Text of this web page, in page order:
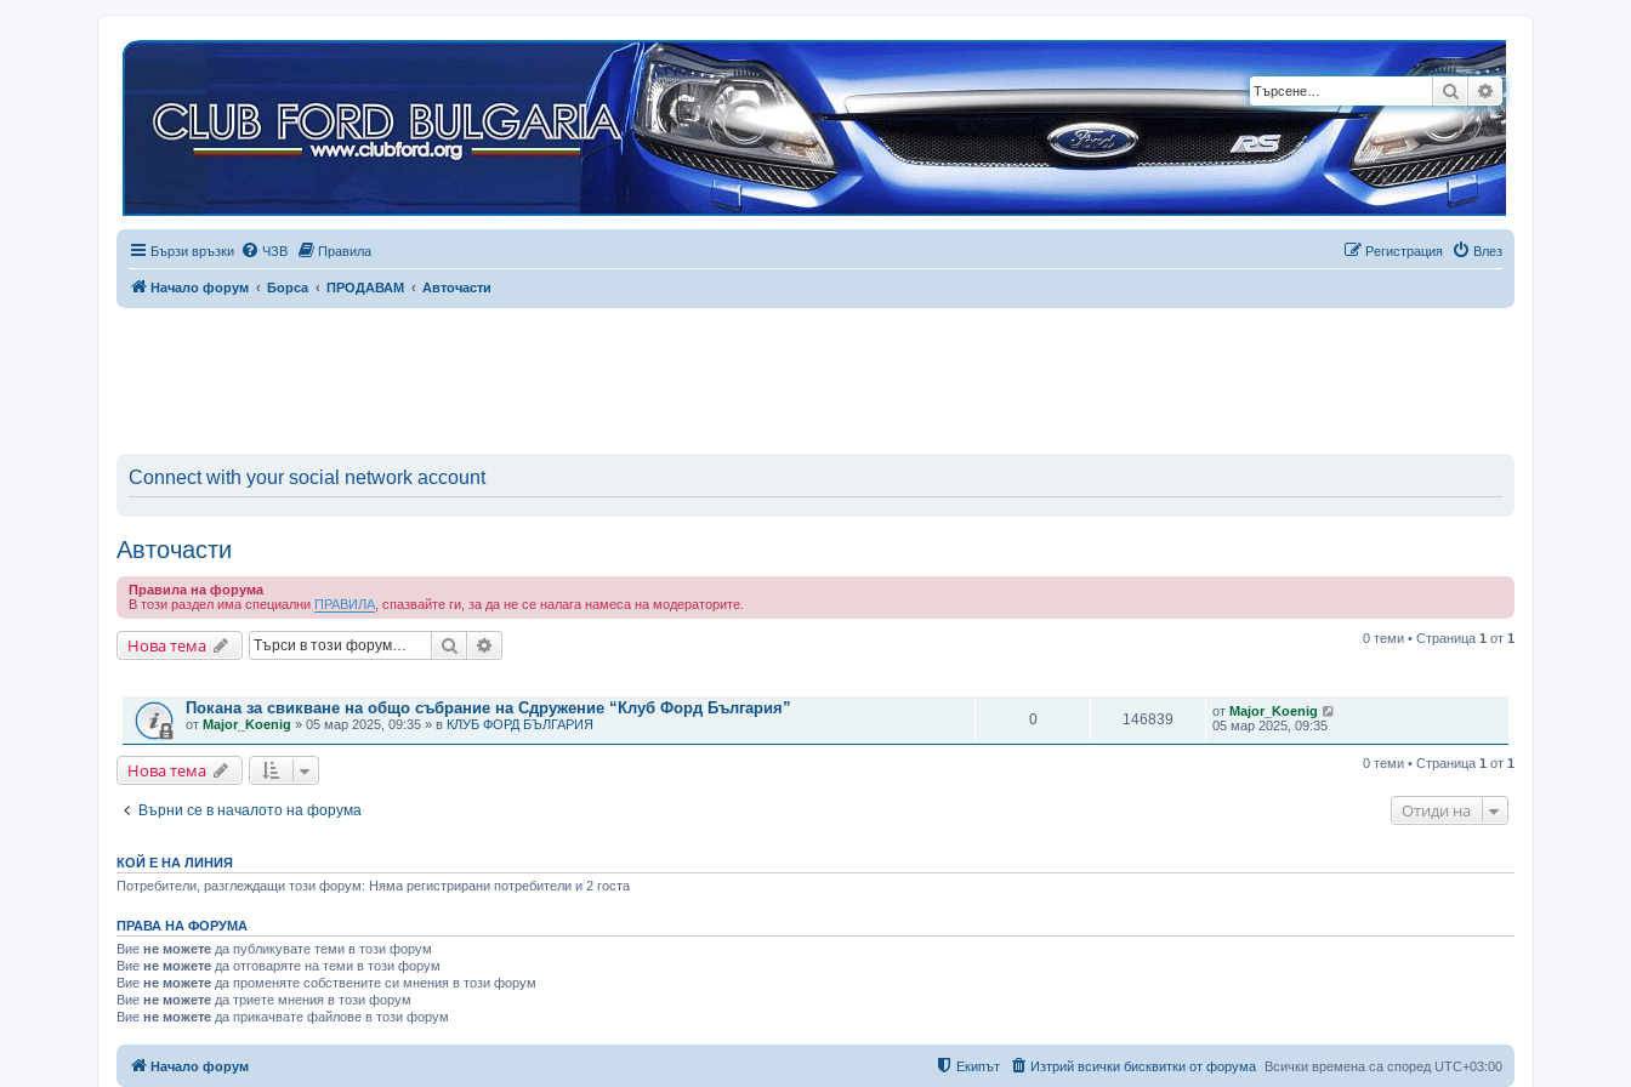
ТърсенеРазширено
Бързи връзки ЧЗВ Правила Влез
Регистрация
Начало форум Борса ПРОДАВАМ Авточасти
Connect with your social network account
Авточасти
Правила на форума
В този раздел има специални ПРАВИЛА , спазвайте ги, за да не се налага намеса на модераторите.
Нова тема Търсене 0 теми • Страница 1 от 1
Покана за свикване на общо събрание на Сдружение “Клуб Форд България”
от Major_Koenig » 05 мар 2025, 09:35 » в КЛУБ ФОРД БЪЛГАРИЯ 0 146839 от Major_Koenig
05 мар 2025, 09:35
Нова тема 0 теми • Страница 1 от 1
Върни се в началото на форума Отиди на
КОЙ Е НА ЛИНИЯ
Потребители, разглеждащи този форум: Няма регистрирани потребители и 2 госта
ПРАВА НА ФОРУМА
Вие не можете да публикувате теми в този форум
Вие не можете да отговаряте на теми в този форум
Вие не можете да променяте собствените си мнения в този форум
Вие не можете да триете мнения в този форум
Вие не можете да прикачвате файлове в този форум
Начало форум Всички времена са според UTC+03:00
Изтрий всички бисквитки от форума
Екипът